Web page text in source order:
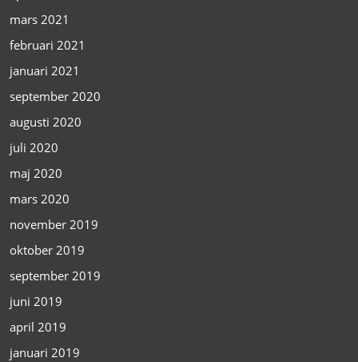
mars 2021
februari 2021
januari 2021
september 2020
augusti 2020
juli 2020
maj 2020
mars 2020
november 2019
oktober 2019
september 2019
juni 2019
april 2019
januari 2019